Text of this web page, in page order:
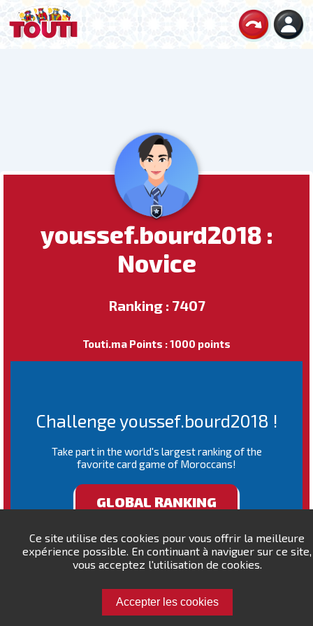
Ce site utilise des cookies pour vous offrir la meilleure
expérience possible. En continuant à naviguer sur ce site,
vous acceptez l'utilisation de cookies.
Accepter les cookies
youssef.bourd2018 :
Novice
Ranking : 7407
Touti.ma Points : 1000 points
Challenge youssef.bourd2018 !
Take part in the world's largest ranking of the
favorite card game of Moroccans!
GLOBAL RANKING